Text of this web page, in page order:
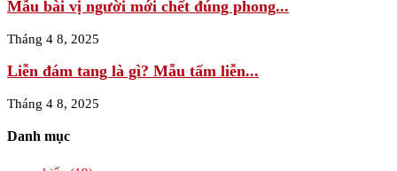
Mẫu bài vị người mới chết đúng phong...
Tháng 4 8, 2025
Liễn đám tang là gì? Mẫu tấm liễn...
Tháng 4 8, 2025
Danh mục